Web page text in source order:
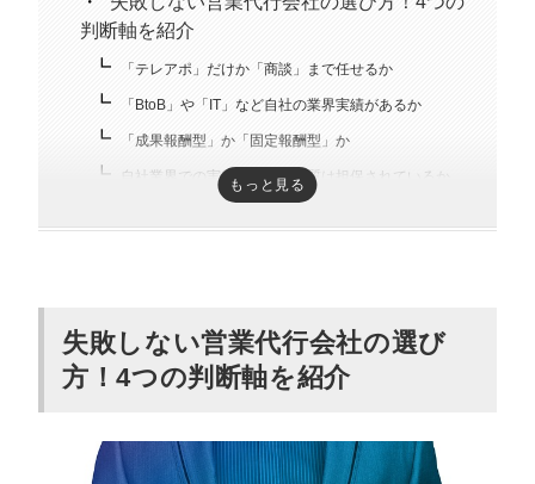
判断軸を紹介
「テレアポ」だけか「商談」まで任せるか
「BtoB」や「IT」など自社の業界実績があるか
「成果報酬型」か「固定報酬型」か
自社業界での実績・リストの質は担保されているか
営業代行の費用相場と料金体系
成果報酬型の相場
もっと見る
失敗しない営業代行会社の選び
方！4つの判断軸を紹介